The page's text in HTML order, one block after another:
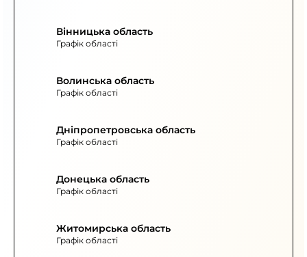
Вінницька область
Графік області
Волинська область
Графік області
Дніпропетровська область
Графік області
Донецька область
Графік області
Житомирська область
Графік області